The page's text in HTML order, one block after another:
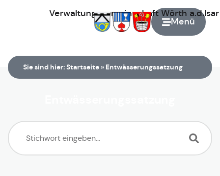
Menü
Verwaltungsgemeinschaft Wörth
Sie sind hier:Startseite » Entwässerungssatzung